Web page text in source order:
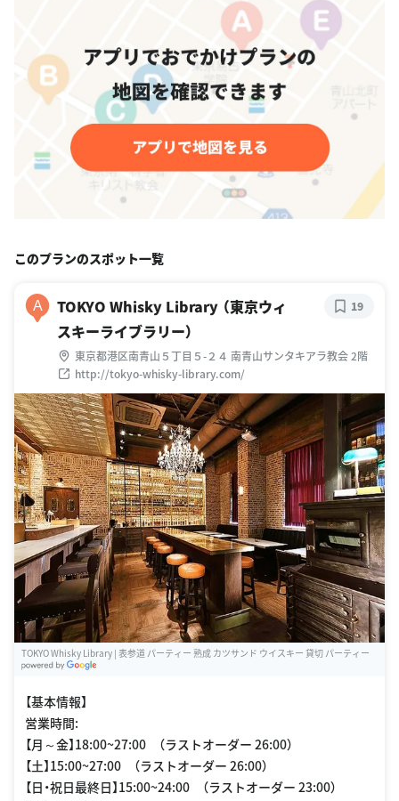
このプランのスポット一覧
A
TOKYO Whisky Library （東京ウィ
スキーライブラリー）
東京都港区南青山５丁目５-２４ 南青山サンタキアラ教会 2階
http://tokyo-whisky-library.com/
19
TOKYO Whisky Library | 表参道 パーティー 熟成 カツサンド ウイスキー 貸切 パーティー
【基本情報】
営業時間:
【月～金】18:00~27:00 （ラストオーダー 26:00）
【土】15:00~27:00 （ラストオーダー 26:00）
【日・祝日最終日】15:00~24:00 （ラストオーダー 23:00）